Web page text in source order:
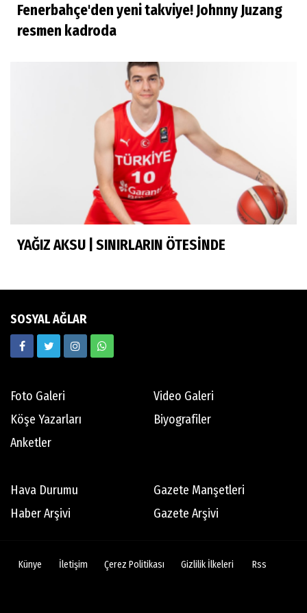
İhsan Bayülken
İyi ki...
Esmeral Tunçluer
Batur Abi anısına...
Murat Yosmaoğlu
Herkesin Batur Abisi
Neşe Ceylan Zengin
Ekrem Memnun
Hedef odaklı
Abdi İpekçi
Mutsuz son
Dikiş tutturamayan 76ers'ın son 10 yılında
Fenerbahçe'den yeni takviye! Johnny Juzang
resmen kadroda
YAĞIZ AKSU | SINIRLARIN ÖTESİNDE
SOSYAL AĞLAR
Foto Galeri
Video Galeri
Köşe Yazarları
Biyografiler
Anketler
Hava Durumu
Gazete Manşetleri
Haber Arşivi
Gazete Arşivi
Künye İletişim Çerez Politikası Gizlilik İlkeleri Rss